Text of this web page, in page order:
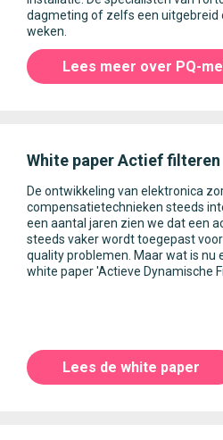
dagmeting of zelfs een uitgebreid
weken.
Lees meer over PQ-
White paper Actief filteren
De ontwikkeling van elektronica
compensatietechnieken steeds
een aantal jaren zien we dat een
steeds vaker wordt toegepast
quality problemen. Maar wat is nu
white paper 'Actieve Dynamische
Lees de white paper